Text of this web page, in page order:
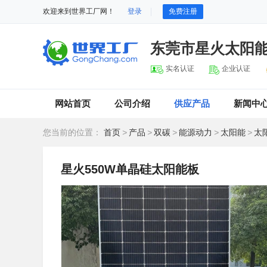
欢迎来到世界工厂网！ 登录 免费注册
东莞市星火太阳
实名认证 企业认证
网站首页 公司介绍 供应产品 新闻中
您当前的位置： 首页 > 产品 >双碳 >能源动力 > 太阳能 > 太
星火550W单晶硅太阳能板